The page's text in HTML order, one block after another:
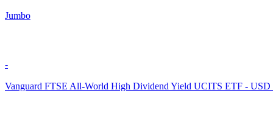
Jumbo
-
Vanguard FTSE All-World High Dividend Yield UCITS ETF - USD